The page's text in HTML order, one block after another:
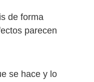
de forma
parecen
se hace y lo